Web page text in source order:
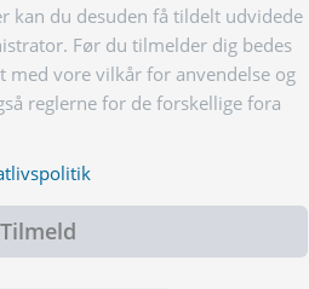
kan du desuden få tildelt udvidede
Før du tilmelder dig bedes
med vore vilkår for anvendelse og
reglerne for de forskellige fora
Tilmeld